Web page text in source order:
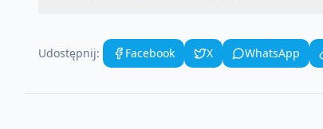
Udostępnij: Facebook X WhatsApp